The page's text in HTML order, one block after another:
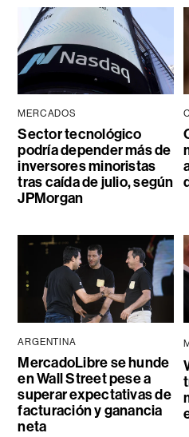
MERCADOS
Sector tecnológico
podría depender más de
inversores minoristas
tras caída de julio, según
JPMorgan
ARGENTINA
MercadoLibre se hunde
en Wall Street pese a
superar expectativas de
facturación y ganancia
neta